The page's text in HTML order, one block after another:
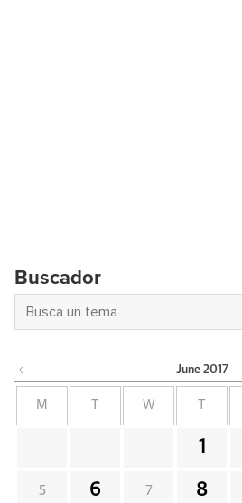
Buscador
June 2017
M W
1
5 6 7 8